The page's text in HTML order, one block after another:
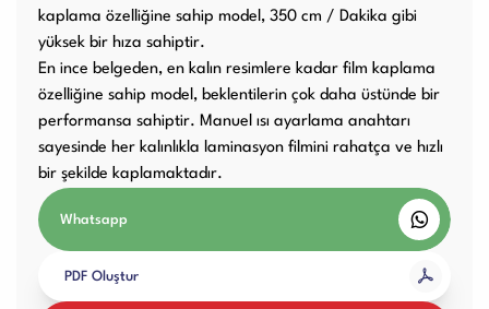
kaplama özelliğine sahip model, 350 cm / Dakika gibi
yüksek bir hıza sahiptir.
En ince belgeden, en kalın resimlere kadar film kaplama
özelliğine sahip model, beklentilerin çok daha üstünde bir
performansa sahiptir. Manuel ısı ayarlama anahtarı
sayesinde her kalınlıkla laminasyon filmini rahatça ve hızlı
bir şekilde kaplamaktadır.
Whatsapp
PDF Oluştur